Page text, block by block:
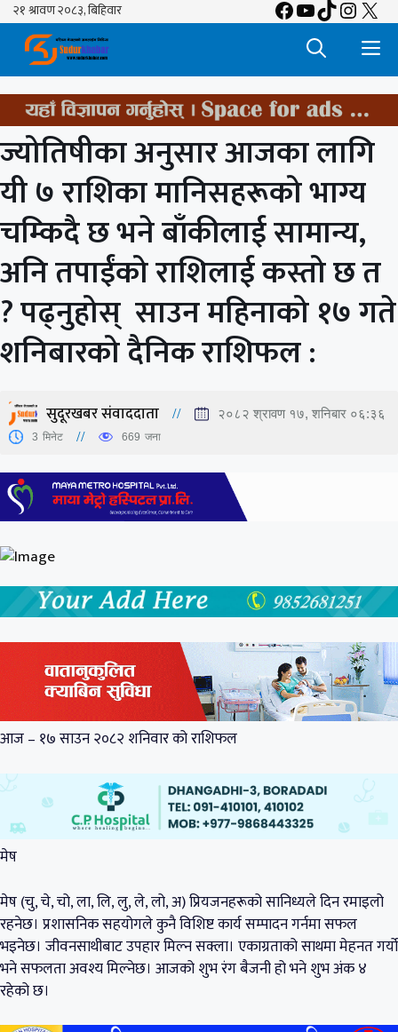
Skip
content
Facebook
YouTube
TikTok
X
ज्योतिषीका अनुसार आजका लागि
यी ७ राशिका मानिसहरूको भाग्य
चम्किदै छ भने बाँकीलाई सामान्य,
अनि तपाईंको राशिलाई कस्तो छ त
? पढ्नुहोस् साउन महिनाको १७ गते
शनिबारको दैनिक राशिफल :
सुदूरखबर संवाददाता २०८२ श्रावण १७, शनिबार ०६:३६
3 मिनेट 669 जना
आज – १७ साउन २०८२ शनिवार को राशिफल
मेष
मेष (चु, चे, चो, ला, लि, लु, ले, लो, अ) प्रियजनहरूको सानिध्यले दिन रमाइलो
रहनेछ। प्रशासनिक सहयोगले कुनै विशिष्ट कार्य सम्पादन गर्नमा सफल
भइनेछ। जीवनसाथीबाट उपहार मिल्न सक्ला। एकाग्रताको साथमा मेहनत गर्यो
भने सफलता अवश्य मिल्नेछ। आजको शुभ रंग बैजनी हो भने शुभ अंक ४
रहेको छ।